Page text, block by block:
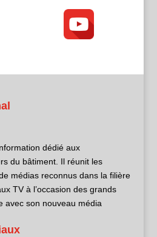
dédié aux
du bâtiment. Il réunit les
médias reconnus dans la filière
TV à l’occasion des grands
avec son nouveau média